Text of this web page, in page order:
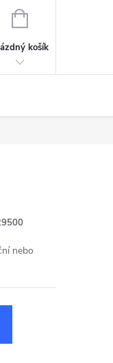
NÁKUPNÍ
košík
nebo